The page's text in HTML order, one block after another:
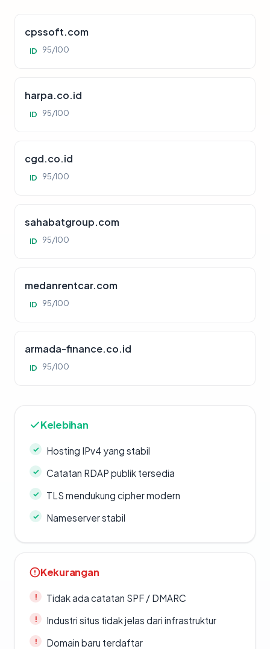
cpssoft.com
ID 95/100
harpa.co.id
ID 95/100
cgd.co.id
ID 95/100
sahabatgroup.com
ID 95/100
medanrentcar.com
ID 95/100
armada-finance.co.id
ID 95/100
Kelebihan
Hosting IPv4 yang stabil
Catatan RDAP publik tersedia
TLS mendukung cipher modern
Nameserver stabil
Kekurangan
Tidak ada catatan SPF / DMARC
Industri situs tidak jelas dari infrastruktur
Domain baru terdaftar